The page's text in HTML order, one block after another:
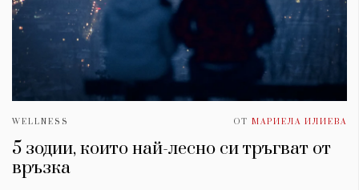
WELLNESS ОТ МАРИЕЛА ИЛИЕВА
5 зодии, които най-лесно си тръгват от
връзка